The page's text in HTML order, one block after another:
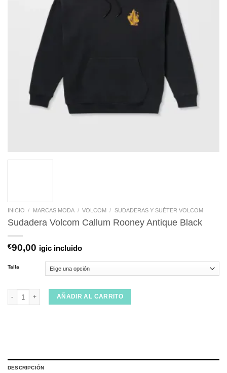
INICIO / MARCAS MODA / VOLCOM / SUDADERAS Y SUÉTER VOLCOM
Sudadera Volcom Callum Rooney Antique Black
€90,00 igic incluido
Talla
Sudadera Volcom Callum Rooney Antique Black cantidad
AÑADIR AL CARRITO
DESCRIPCIÓN